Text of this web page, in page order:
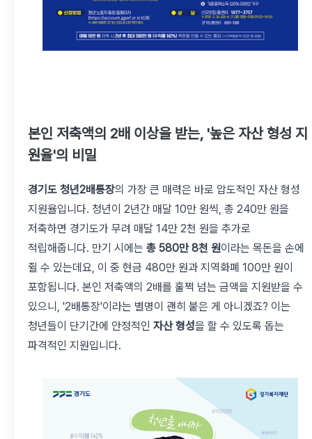
본인 저축액의 2배 이상을 받는, '높은 자산 형성 지
원율'의 비밀
경기도 청년2배통장의 가장 큰 매력은 바로 압도적인 자산 형성
지원율입니다. 청년이 2년간 매달 10만 원씩, 총 240만 원을
저축하면 경기도가 무려 매달 14만 2천 원을 추가로
적립해줍니다. 만기 시에는 총 580만 8천 원이라는 목돈을 손에
쥘 수 있는데요, 이 중 현금 480만 원과 지역화폐 100만 원이
포함됩니다. 본인 저축액의 2배를 훌쩍 넘는 금액을 지원받을 수
있으니, '2배통장'이라는 별명이 괜히 붙은 게 아니겠죠? 이는
청년들이 단기간에 안정적인 자산 형성을 할 수 있도록 돕는
파격적인 지원입니다.